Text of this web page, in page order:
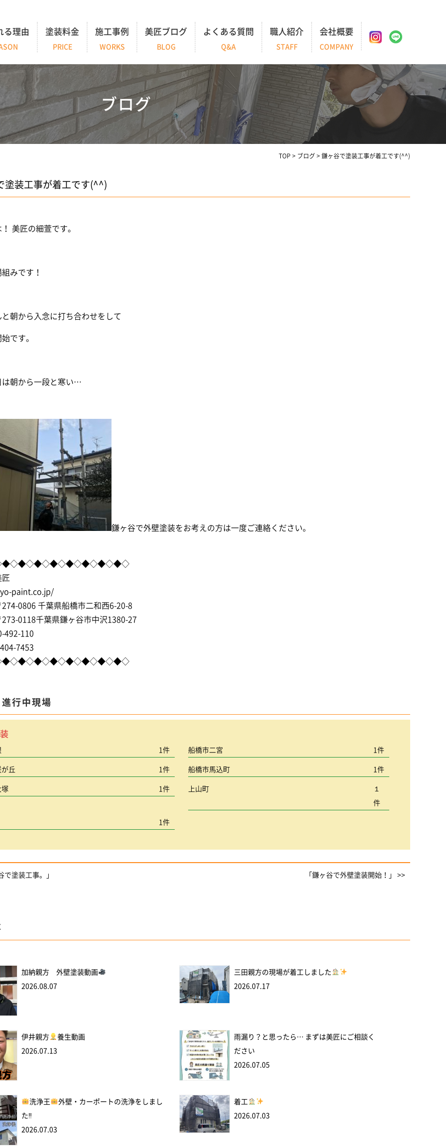
る理由 塗装料金
PRICE
施工事例
WORKS
美匠ブログ
BLOG
よくある質問
Q&A
職人紹介
STAFF
会社概要
COMPANY
ブログ
TOP > ブログ > 鎌ヶ谷で塗装工事が着工です(^^)
塗装工事が着工です(^^)
美匠の細萱です。
みです！
朝から入念に打ち合わせをして
です。
は朝から一段と寒い…
鎌ヶ谷で外壁塗装をお考えの方は一度ご連絡ください。
匠
paint.co.jp/
0806 千葉県船橋市二和西6-20-8
0118千葉県鎌ヶ谷市中沢1380-27
492-110
7453
行中現場
1件 船橋市二宮 1件
丘 1件 船橋市馬込町 1件
塚 1件 上山町
１
件
1件
で塗装工事。」 「鎌ヶ谷で外壁塗装開始！」 >>
加納親方 外壁塗装動画
2026.08.07
三田親方の現場が着工しました
2026.07.17
伊井親方
養生動画
2026.07.13
雨漏り？と思ったら… まずは美匠にご相談く
ださい
2026.07.05
洗浄王
外壁・カーポートの洗浄をしまし
た‼
2026.07.03
着工
2026.07.03